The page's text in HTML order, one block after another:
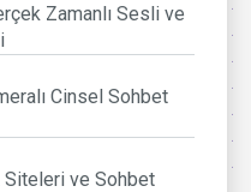
Zamanlı Sesli ve
Cinsel Sohbet
Siteleri ve Sohbet